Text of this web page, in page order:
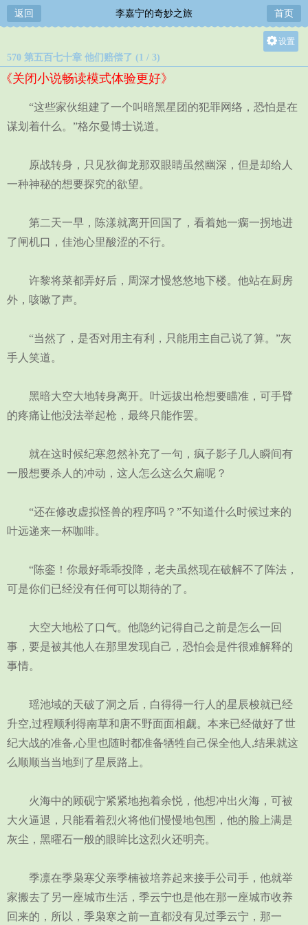
返回 李嘉宁的奇妙之旅 首页
设置
中
570 第五百七十章 他们赔偿了 (1 / 3)
《关闭小说畅读模式体验更好》
“这些家伙组建了一个叫暗黑星团的犯罪网络，恐怕是在
谋划着什么。”格尔曼博士说道。
原战转身，只见狄御龙那双眼睛虽然幽深，但是却给人
一种神秘的想要探究的欲望。
第二天一早，陈漾就离开回国了，看着她一瘸一拐地进
了闸机口，佳池心里酸涩的不行。
许黎将菜都弄好后，周深才慢悠悠地下楼。他站在厨房
外，咳嗽了声。
“当然了，是否对用主有利，只能用主自己说了算。”灰
手人笑道。
黑暗大空大地转身离开。叶远拔出枪想要瞄准，可手臂
的疼痛让他没法举起枪，最终只能作罢。
就在这时候纪寒忽然补充了一句，疯子影子几人瞬间有
一股想要杀人的冲动，这人怎么这么欠扁呢？
“还在修改虚拟怪兽的程序吗？”不知道什么时候过来的
叶远递来一杯咖啡。
“陈銮！你最好乖乖投降，老夫虽然现在破解不了阵法，
可是你们已经没有任何可以期待的了。
大空大地松了口气。他隐约记得自己之前是怎么一回
事，要是被其他人在那里发现自己，恐怕会是件很难解释的
事情。
瑶池域的天破了洞之后，白得得一行人的星辰梭就已经
升空,过程顺利得南草和唐不野面面相觑。本来已经做好了世
纪大战的准备,心里也随时都准备牺牲自己保全他人,结果就这
么顺顺当当地到了星辰路上。
火海中的顾砚宁紧紧地抱着余悦，他想冲出火海，可被
大火逼退，只能看着烈火将他们慢慢地包围，他的脸上满是
灰尘，黑曜石一般的眼眸比这烈火还明亮。
季凛在季枭寒父亲季楠被培养起来接手公司手，他就举
家搬去了另一座城市生活，季云宁也是他在那一座城市收养
回来的，所以，季枭寒之前一直都没有见过季云宁，那一